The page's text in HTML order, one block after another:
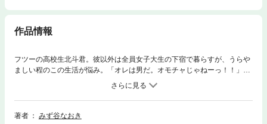
作品情報
フツーの高校生北斗君。彼以外は全員女子大生の下宿で暮らすが、うらや
ましい程のこの生活が悩み。「オレは男だ。オモチャじゃねーっ！！」他
に「シナモン・シリーズ」３話分を収録。
著者
みず谷なおき